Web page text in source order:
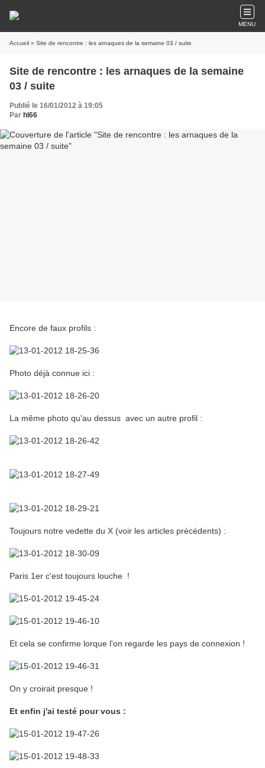
MENU
Accueil » Site de rencontre : les arnaques de la semaine 03 / suite
Site de rencontre : les arnaques de la semaine
03 / suite
Publié le 16/01/2012 à 19:05
Par hl66
Encore de faux profils :
Photo déjà connue ici :
La même photo qu'au dessus avec un autre profil :
Toujours notre vedette du X (voir les articles précédents) :
Paris 1er c'est toujours louche !
Et cela se confirme lorque l'on regarde les pays de connexion !
On y croirait presque !
Et enfin j'ai testé pour vous :